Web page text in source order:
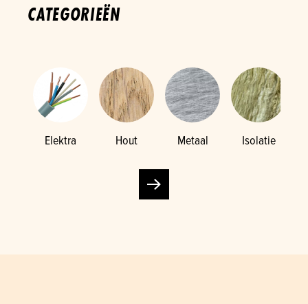
CATEGORIEËN
Elektra Hout Metaal Isolatie